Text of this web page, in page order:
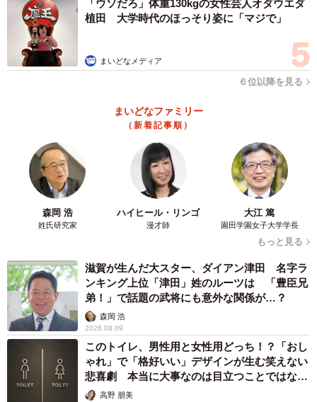
「ウソだろ」体重130kgの女性芸人オダウエダ
植田 大学時代のほっそり姿に「マジで」
まいどなメディア
６位以降を見る
まいどなファミリー
（新着記事順）
森岡 浩
姓氏研究家
ハイヒール・リンゴ
漫才師
大江 篤
園田学園女子大学学長
もっと見る
滋賀が生んだ大スター、ダイアン津田 名字ラ
ンキング上位「津田」姓のルーツは 「豊臣兄
弟！」で話題の武将にも意外な関係が…？
森岡 浩
2026.08.09
このトイレ、男性用と女性用どっち！？「おし
ゃれ」で「格好いい」デザインが生む笑えない
悲喜劇 本当に大事なのは目立つことではな
く…高野 朋美